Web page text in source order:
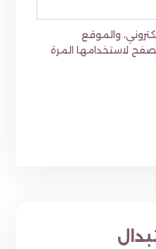
والموقع
لاستخدامها المرة